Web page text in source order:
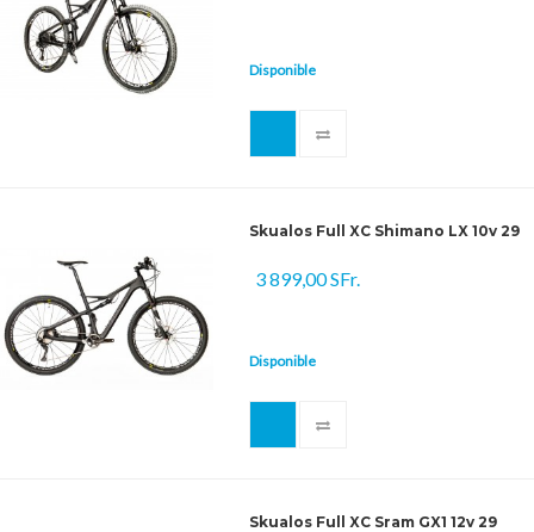
Disponible
Skualos Full XC Shimano LX 10v 29
3 899,00 SFr.
Disponible
Skualos Full XC Sram GX1 12v 29